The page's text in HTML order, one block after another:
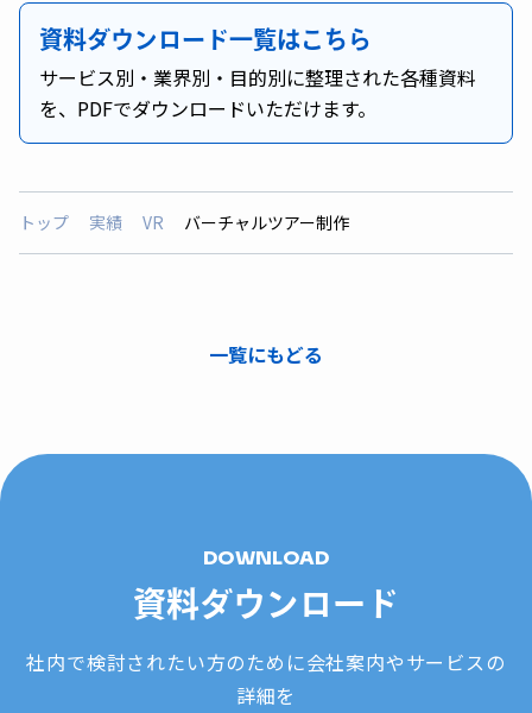
資料ダウンロード一覧はこちら
サービス別・業界別・目的別に整理された各種資料
を、PDFでダウンロードいただけます。
トップ 実績 VR バーチャルツアー制作
一覧にもどる
DOWNLOAD
資料ダウンロード
社内で検討されたい方のために会社案内やサービスの
詳細を